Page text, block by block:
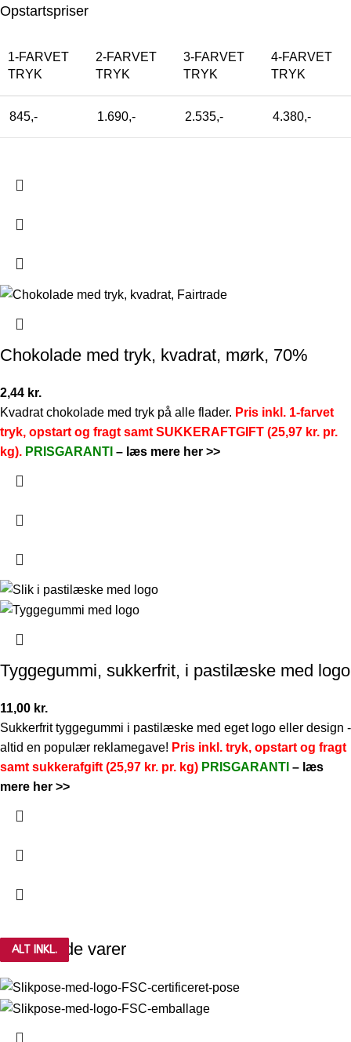
Opstartspriser
1-FARVET
TRYK
2-FARVET
TRYK
3-FARVET
TRYK
4-FARVET
TRYK
845,- 1.690,- 2.535,- 4.380,-
Chokolade med tryk, kvadrat, mørk, 70%
2,44 kr.
Kvadrat chokolade med tryk på alle flader. Pris inkl. 1-farvet
tryk, opstart og fragt samt SUKKERAFTGIFT (25,97 kr. pr.
kg). PRISGARANTI – læs mere her >>
Tyggegummi, sukkerfrit, i pastilæske med logo
11,00 kr.
Sukkerfrit tyggegummi i pastilæske med eget logo eller design -
altid en populær reklamegave! Pris inkl. tryk, opstart og fragt
samt sukkerafgift (25,97 kr. pr. kg) PRISGARANTI – læs
mere her >>
Relaterede varer
ALT INKL.
ALT INKL.
ALT INKL.
ALT INKL.
ALT INKL.
ALT INKL.